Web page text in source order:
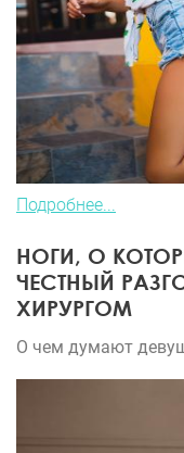
Подробнее...
НОГИ, О
ЧЕСТНЫЙ
ХИРУРГОМ
О чем думают